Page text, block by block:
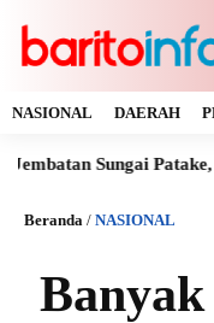
NASIONAL DAERAH
Patake, Montallat
Beranda / NASIONAL